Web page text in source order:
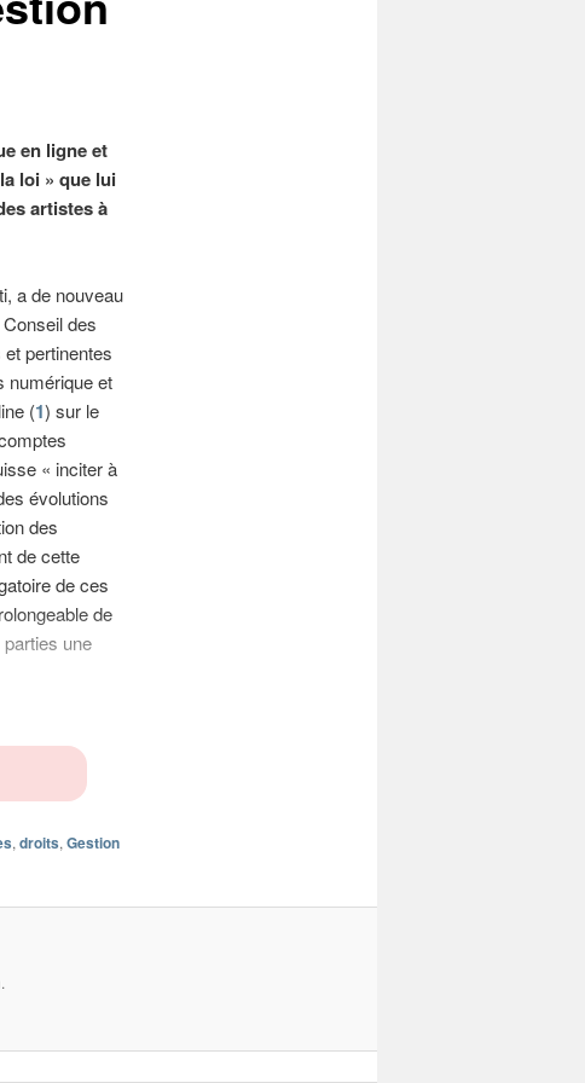
en ligne et
loi » que lui
artistes à
a de nouveau
des
pertinentes
numérique et
(1) sur le
« inciter à
évolutions
des
de cette
de ces
de
une
, droits, Gestion